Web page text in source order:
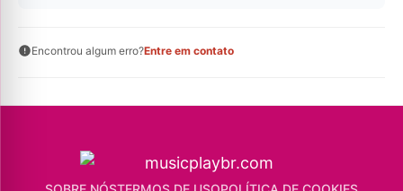
Encontrou algum erro?Entre em contato